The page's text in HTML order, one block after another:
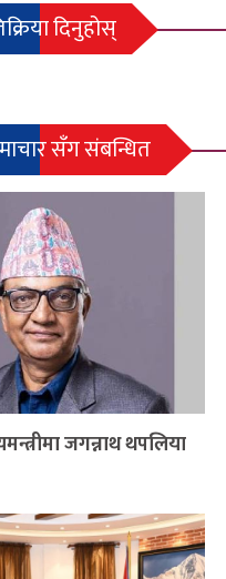
दिनुहोस्
सँग संबन्धित
जगन्नाथ थपलिया